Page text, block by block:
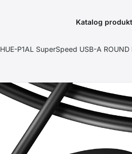
Katalog
HUE-P1AL SuperSpeed USB-A ROUND